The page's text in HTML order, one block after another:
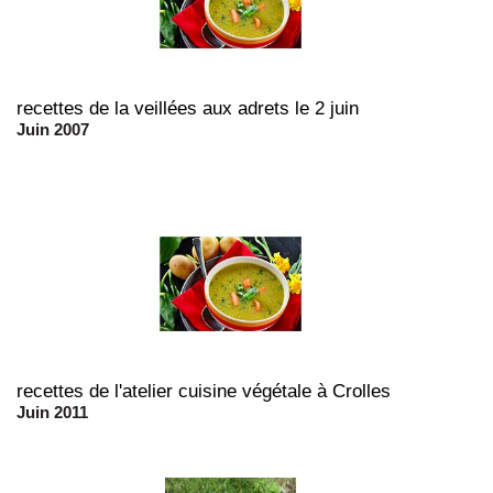
recettes de la veillées aux adrets le 2 juin
Juin 2007
recettes de l'atelier cuisine végétale à Crolles
Juin 2011